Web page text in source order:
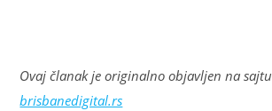
Ovaj članak je originalno objavljen na sajtu
brisbanedigital.rs